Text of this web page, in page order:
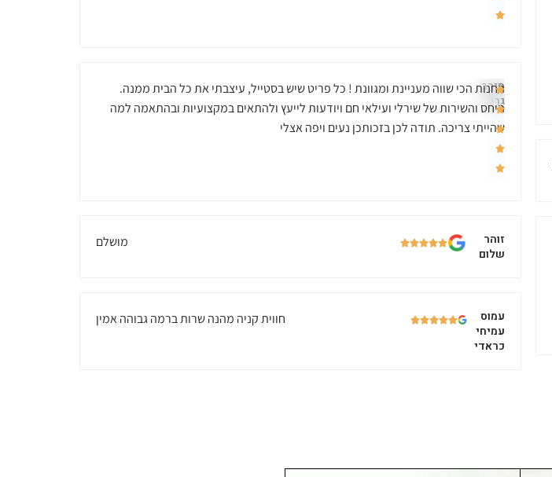
מירב
גרגה
החנות הכי שווה מעניינת ומגוונת ! כל פריט שיש בסטייל, עיצבתי את כל הבית ממנה.
היחס והשירות של שירלי ועילאי חם ויודעות לייעץ ולהתאים במקצועיות ובהתאמה למה
שהייתי צריכה. תודה לכן בזכותכן נעים ויפה אצלי
זוהר
שלום
מושלם
עמוס
עמיחי
כראדי
חווית קניה מהנה שרות ברמה גבוהה אמין